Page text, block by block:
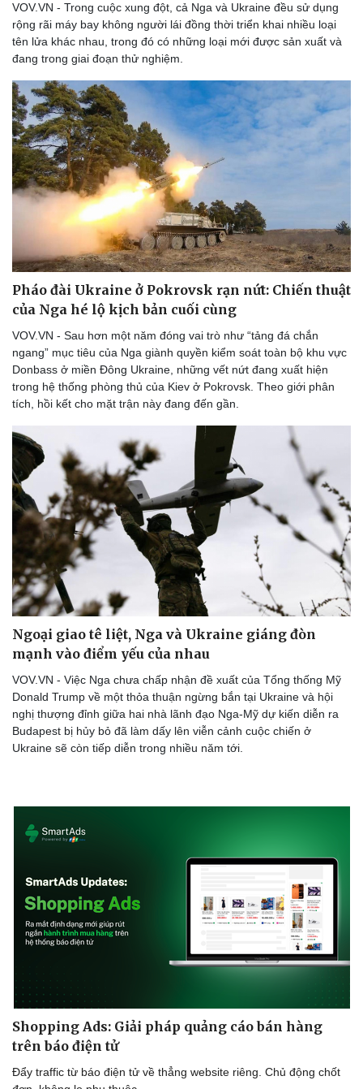
Thể thao
Bóng đá
Lịch thi đấu bóng đá
Thế giới thể thao
eSports
Hậu trường
Ô tô - Xe máy
Ô tô
Xe máy
VOV.VN - Trong cuộc xung đột, cả Nga và Ukraine đều sử dụng
rộng rãi máy bay không người lái đồng thời triển khai nhiều loại
tên lửa khác nhau, trong đó có những loại mới được sản xuất và
đang trong giai đoạn thử nghiệm.
Pháo đài Ukraine ở Pokrovsk rạn nứt: Chiến thuật
của Nga hé lộ kịch bản cuối cùng
VOV.VN - Sau hơn một năm đóng vai trò như “tảng đá chắn
ngang” mục tiêu của Nga giành quyền kiểm soát toàn bộ khu vực
Donbass ở miền Đông Ukraine, những vết nứt đang xuất hiện
trong hệ thống phòng thủ của Kiev ở Pokrovsk. Theo giới phân
tích, hồi kết cho mặt trận này đang đến gần.
Ngoại giao tê liệt, Nga và Ukraine giáng đòn
mạnh vào điểm yếu của nhau
VOV.VN - Việc Nga chưa chấp nhận đề xuất của Tổng thống Mỹ
Donald Trump về một thỏa thuận ngừng bắn tại Ukraine và hội
nghị thượng đỉnh giữa hai nhà lãnh đạo Nga-Mỹ dự kiến diễn ra
Budapest bị hủy bỏ đã làm dấy lên viễn cảnh cuộc chiến ở
Ukraine sẽ còn tiếp diễn trong nhiều năm tới.
Shopping Ads: Giải pháp quảng cáo bán hàng
trên báo điện tử
Đẩy traffic từ báo điện tử về thẳng website riêng. Chủ động chốt